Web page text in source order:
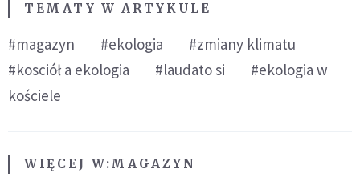
TEMATY W ARTYKULE
#magazyn #ekologia
#zmiany klimatu
#kosciół a ekologia
#laudato si
#ekologia w
kościele
WIĘCEJ W:MAGAZYN